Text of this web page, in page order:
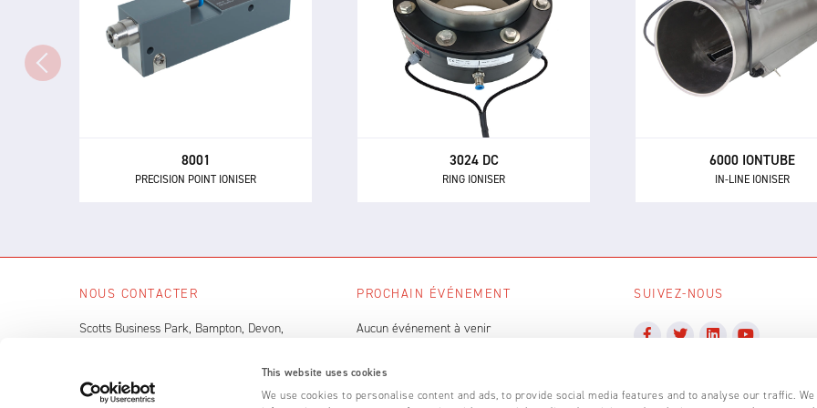
This website uses cookies
We use cookies to personalise content and ads, to provide social media features and to analyse our traffic.
8001
PRECISION POINT IONISER
L'ioniseur de précision ponctuel
8001 élimine l'électricité statique
et la contamination des petits
objets, y compris les composants
3024 DC
RING IONISER
Le ioniseur annulaire DC 3024 est
un éliminateur statique en ligne
compact pour neutraliser les
matériaux chargés dans les
systèmes de transport
pneumatique et les processus de
manipulation de polymères.
6000 IONTUBE
IN-LINE IONISER
L'ioniseur en ligne 6000
est conçu pour être intégré
des systèmes de
pneumatique afin de
l'électricité statique générée
NOUS CONTACTER
Scotts Business Park, Bampton, Devon,
+44 (0) 1398 331 114
Nous écrire
PROCHAIN ÉVÉNEMENT
Aucun événement à venir
SUIVEZ-NOUS